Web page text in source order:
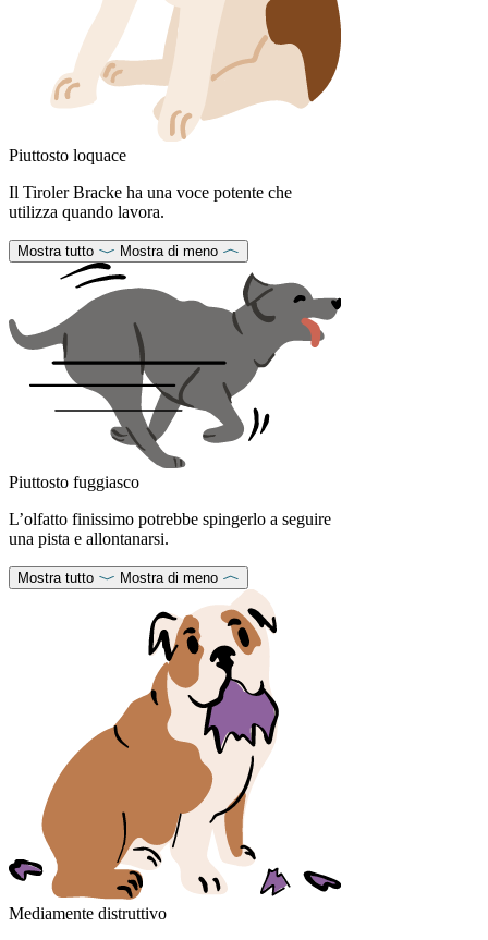
Piuttosto loquace
Il Tiroler Bracke ha una voce potente che
utilizza quando lavora.
Mostra tutto Mostra di meno
Piuttosto fuggiasco
L’olfatto finissimo potrebbe spingerlo a seguire
una pista e allontanarsi.
Mostra tutto Mostra di meno
Mediamente distruttivo